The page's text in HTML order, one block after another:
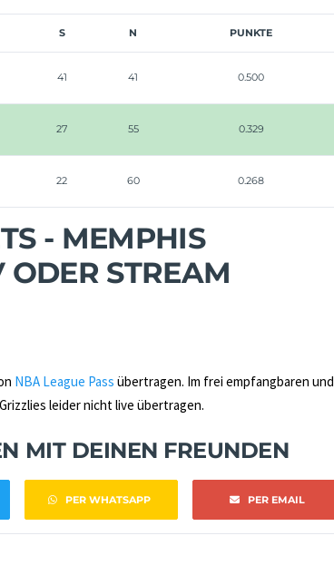
S N PUNKTE
41 41 0.500
27 55 0.329
22 60 0.268
- MEMPHIS
STREAM
NBA League Pass übertragen. Im frei empfangbaren und
leider nicht live übertragen.
MIT DEINEN FREUNDEN
PER WHATSAPP PER EMAIL